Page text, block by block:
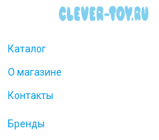
Каталог
О магазине
Контакты
Бренды